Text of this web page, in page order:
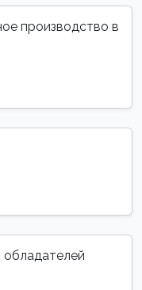
производство в